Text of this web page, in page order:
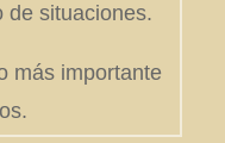
de situaciones.
más importante